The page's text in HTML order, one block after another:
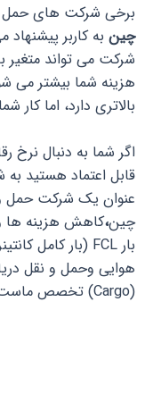
برخی شرکت های حمل
چین به کاربر
شرکت می تواند متغیر
هزینه شما بیشتر می
بالاتری دارد، اما کار
اگر شما به دنبال نرخ
قابل اعتماد هستید
عنوان یک شرکت حمل
چین،کاهش هزینه ها
هوایی وحمل و نقل
(Cargo) تخصص ماست.